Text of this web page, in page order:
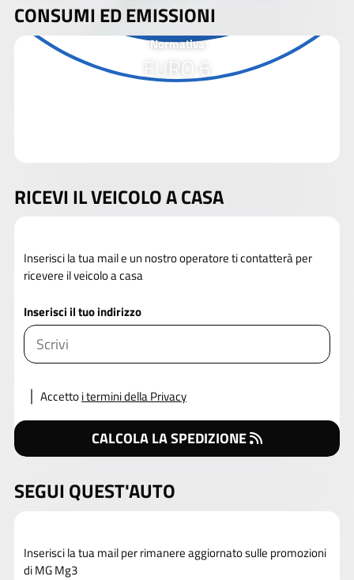
CONSUMI ED EMISSIONI
Normativa
EURO 6
RICEVI IL VEICOLO A CASA
Inserisci la tua mail e un nostro operatore ti contatterà per
ricevere il veicolo a casa
Inserisci il tuo indirizzo
Accettoi termini della Privacy
CALCOLA LA SPEDIZIONE
SEGUI QUEST'AUTO
Inserisci la tua mail per rimanere aggiornato sulle promozioni
di MG Mg3